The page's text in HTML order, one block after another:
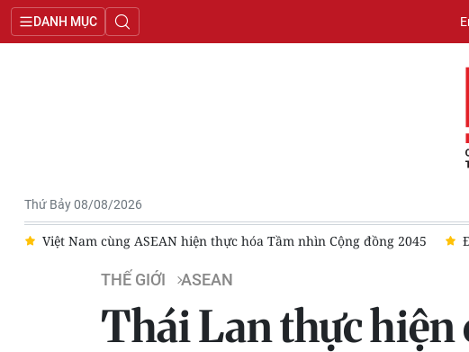
DANH MỤC
Thứ Bảy 08/08/2026
2045 Đại tướng Nguyễn Trọng Nghĩa thăm, làm việc với Công ty Star
THẾ GIỚI ASEAN
Thái Lan thực